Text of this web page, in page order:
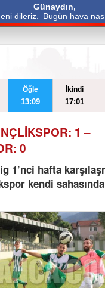
Günaydın,
dileriz.
Bugün hava
Öğle
13:09
İkindi
17:01
1 –
0
1’nci hafta
kendi